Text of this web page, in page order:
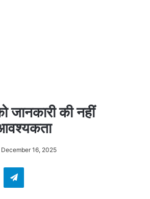
जानकारी की नहीं
December 16, 2025
Telegram